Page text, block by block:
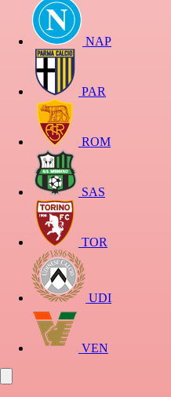
NAP
PAR
ROM
SAS
TOR
UDI
VEN